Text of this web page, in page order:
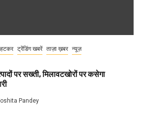
ट्रेंडिंग खबरें ताज़ा ख़बर न्यूज़
पर सख्ती, मिलावटखोरों पर कसेगा
Pandey